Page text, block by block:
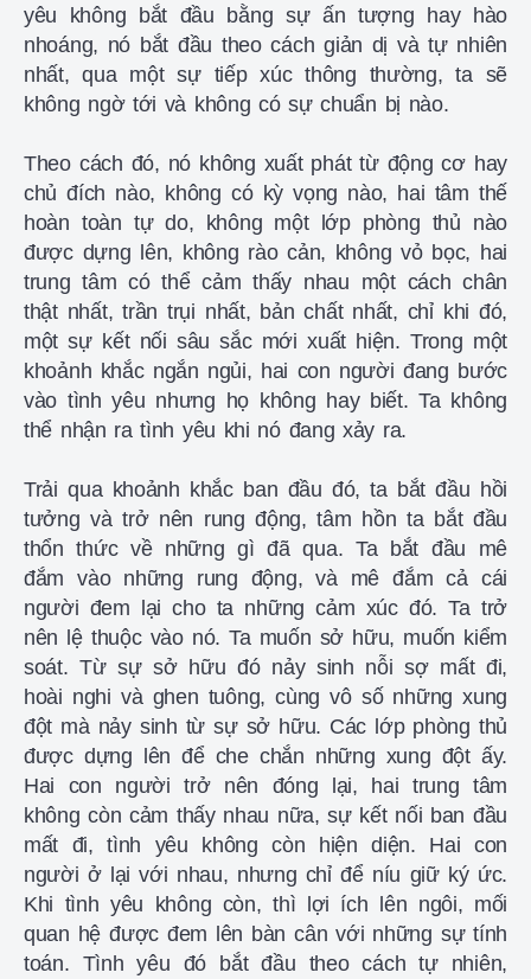
yêu không bắt đầu bằng sự ấn tượng hay hào
nhoáng, nó bắt đầu theo cách giản dị và tự nhiên
nhất, qua một sự tiếp xúc thông thường, ta sẽ
không ngờ tới và không có sự chuẩn bị nào.
Theo cách đó, nó không xuất phát từ động cơ hay
chủ đích nào, không có kỳ vọng nào, hai tâm thế
hoàn toàn tự do, không một lớp phòng thủ nào
được dựng lên, không rào cản, không vỏ bọc, hai
trung tâm có thể cảm thấy nhau một cách chân
thật nhất, trần trụi nhất, bản chất nhất, chỉ khi đó,
một sự kết nối sâu sắc mới xuất hiện. Trong một
khoảnh khắc ngắn ngủi, hai con người đang bước
vào tình yêu nhưng họ không hay biết. Ta không
thể nhận ra tình yêu khi nó đang xảy ra.
Trải qua khoảnh khắc ban đầu đó, ta bắt đầu hồi
tưởng và trở nên rung động, tâm hồn ta bắt đầu
thổn thức về những gì đã qua. Ta bắt đầu mê
đắm vào những rung động, và mê đắm cả cái
người đem lại cho ta những cảm xúc đó. Ta trở
nên lệ thuộc vào nó. Ta muốn sở hữu, muốn kiểm
soát. Từ sự sở hữu đó nảy sinh nỗi sợ mất đi,
hoài nghi và ghen tuông, cùng vô số những xung
đột mà nảy sinh từ sự sở hữu. Các lớp phòng thủ
được dựng lên để che chắn những xung đột ấy.
Hai con người trở nên đóng lại, hai trung tâm
không còn cảm thấy nhau nữa, sự kết nối ban đầu
mất đi, tình yêu không còn hiện diện. Hai con
người ở lại với nhau, nhưng chỉ để níu giữ ký ức.
Khi tình yêu không còn, thì lợi ích lên ngôi, mối
quan hệ được đem lên bàn cân với những sự tính
toán. Tình yêu đó bắt đầu theo cách tự nhiên,